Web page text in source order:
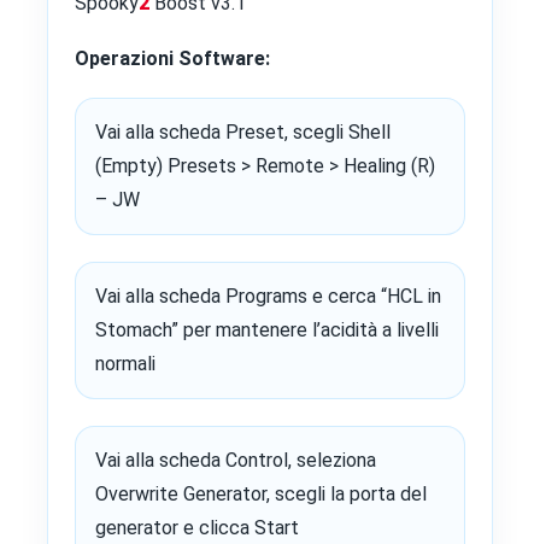
Operazioni Software:
Vai alla scheda Preset, scegli Shell
(Empty) Presets > Remote > Healing (R)
– JW
Vai alla scheda Programs e cerca “HCL in
Stomach” per mantenere l’acidità a livelli
normali
Vai alla scheda Control, seleziona
Overwrite Generator, scegli la porta del
generator e clicca Start